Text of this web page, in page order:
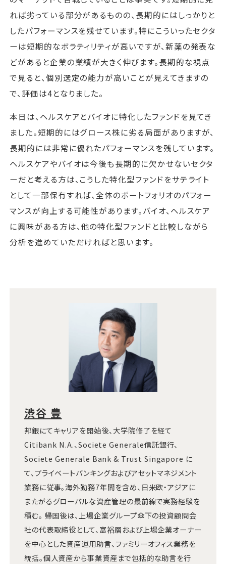
れば劣っている部分があるものの、長期的にはしっかりと
したパフォーマンスを残せています。特にこういったセクタ
ーは短期的なボラティリティが高いですが、新薬の発表な
どがあると企業の業績が大きく伸びます。長期的な視点
で見ると、個別選定の能力が高いことが見えてきますの
で、評価は4となりました。
本日は、ヘルスケアとバイオに特化したファンドを見てき
ました。短期的にはグロース株に劣る局面がありますが、
長期的には非常に優れたパフォーマンスを残しています。
ヘルスケアやバイオは今後も長期的に欠かせないセクタ
ーだと考える方は、こうした特化型ファンドをサテライト
として一部保有すれば、全体のポートフォリオのパフォー
マンスが向上する可能性があります。バイオ、ヘルスケア
に興味がある方は、他の特化型ファンドと比較しながら
分析を進めていただければと思います。
渋谷 豊
邦銀にてキャリアを開始後、大学院修了を経て
Citibank N.A.、Societe Generale信託銀行、
Societe Generale Bank & Trust Singapore に
て、プライベートバンキングおよびアセットマネジメント
業務に従事。海外勤務7年間を含め、日米欧・アジアに
またがるグローバルな資産管理の最前線で実務経験を
積む。 帰国後は、上場企業グループ傘下の投資顧問会
社の代表取締役として、富裕層および上場企業オーナー
を中心とした資産運用助言、ファミリーオフィス業務を
統括。個人資産から事業資産まで包括的な助言を行